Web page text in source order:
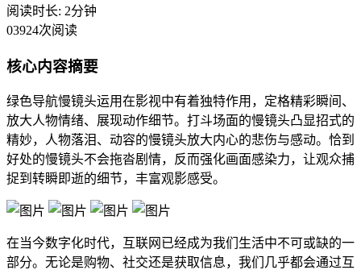
阅读时长: 2分钟
03924次阅读
核心内容摘要
绿色导航慢镜头运用在影视中有着独特作用，定格精彩瞬间、
放大人物情绪、展现动作细节。打斗场面的慢镜头凸显招式的
精妙，人物落泪、动容的慢镜头放大内心的悲伤与感动。恰到
好处的慢镜头不会拖沓剧情，反而强化画面感染力，让观众捕
捉到转瞬即逝的细节，丰富观影感受。
在当今数字化时代，互联网已经成为我们生活中不可或缺的一
部分。无论是购物、社交还是获取信息，我们几乎都会通过互